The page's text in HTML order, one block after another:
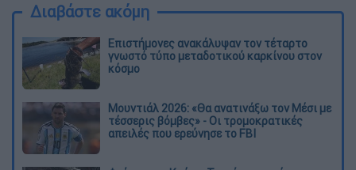
Διαβάστε ακόμη
Επιστήμονες ανακάλυψαν τον τέταρτο
γνωστό τύπο μεταδοτικού καρκίνου στον
κόσμο
Μουντιάλ 2026: «Θα ανατινάξω τον Μέσι με
τέσσερις βόμβες» - Οι τρομοκρατικές
απειλές που ερεύνησε το FBI